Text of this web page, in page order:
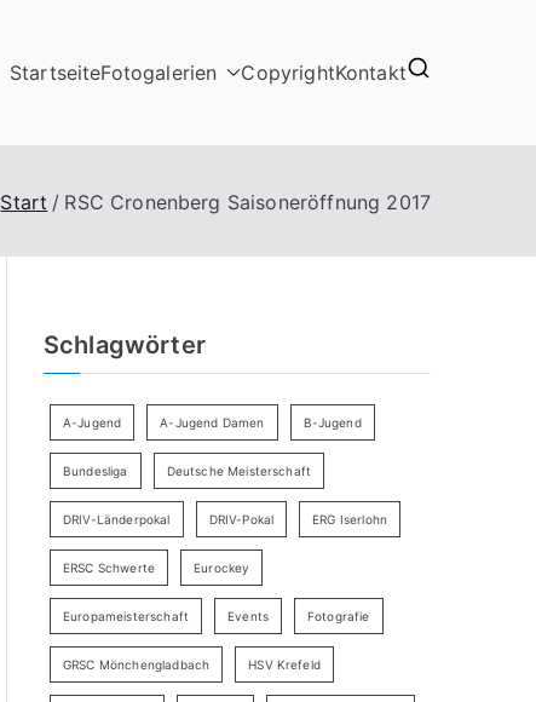
StartseiteFotogalerien CopyrightKontakt
Start RSC Cronenberg Saisoneröffnung 2017
Schlagwörter
A-Jugend A-Jugend Damen B-Jugend
Bundesliga Deutsche Meisterschaft
DRIV-Länderpokal DRIV-Pokal ERG Iserlohn
ERSC Schwerte Eurockey
Europameisterschaft Events Fotografie
GRSC Mönchengladbach HSV Krefeld